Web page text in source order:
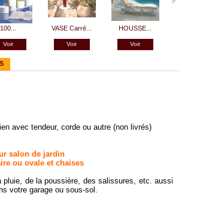
100...
Voir
VASE Carré...
Voir
HOUSSE...
Voir
avec tendeur, corde ou autre (non livrés)
salon de jardin
ou ovale et chaises
pluie, de la poussière, des salissures, etc. aussi
votre garage ou sous-sol.